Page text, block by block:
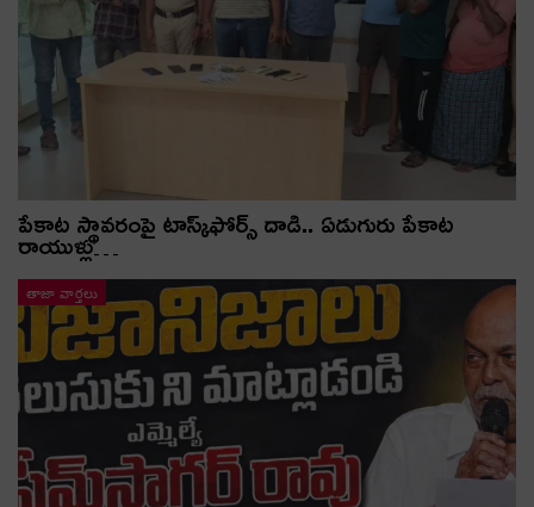
పేకాట స్థావరంపై టాస్క్‌ఫోర్స్ దాడి.. ఏడుగురు పేకాట
రాయుళ్లు…
తాజా వార్తలు